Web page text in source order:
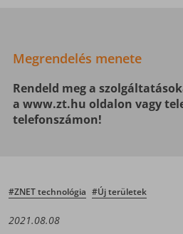
Megrendelés menete
Rendeld meg a
a www.zt.hu oldalon vagy
telefonszámon!
#ZNET technológia #Új területek
2021.08.08